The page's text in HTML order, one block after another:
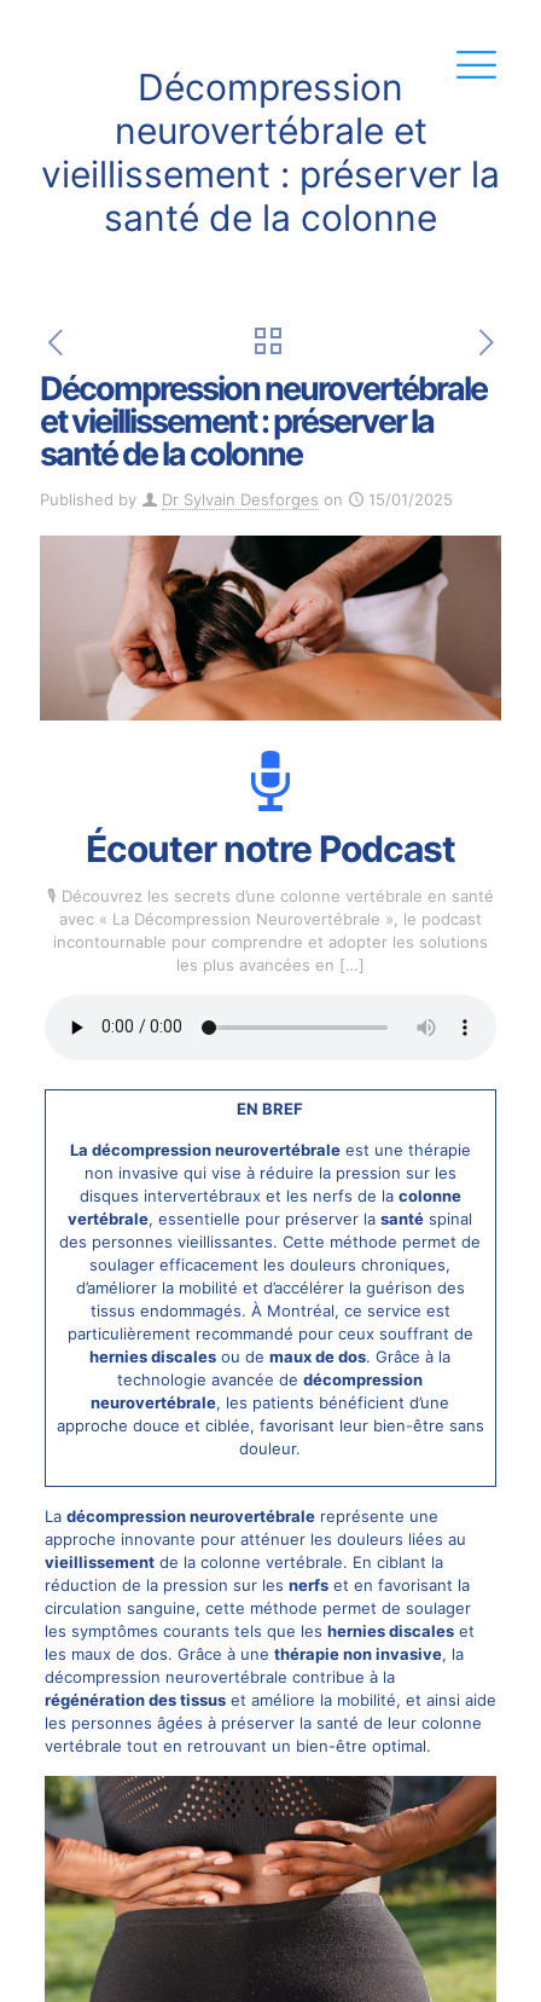
Décompression
neurovertébrale et
vieillissement : préserver la
santé de la colonne
Décompression neurovertébrale
et vieillissement : préserver la
santé de la colonne
Published by Dr Sylvain Desforges on 15/01/2025
Écouter notre Podcast
🎙️ Découvrez les secrets d’une colonne vertébrale en santé
avec « La Décompression Neurovertébrale », le podcast
incontournable pour comprendre et adopter les solutions
les plus avancées en […]
EN BREF
La décompression neurovertébraleest une thérapie
non invasive qui vise à réduire la pression sur les
disques intervertébraux et les nerfs de la colonne
vertébrale, essentielle pour préserver lasanté spinal
des personnes vieillissantes. Cette méthode permet de
soulager efficacement les douleurs chroniques,
d’améliorer la mobilité et d’accélérer la guérison des
tissus endommagés. À Montréal, ce service est
particulièrement recommandé pour ceux souffrant de
hernies discales ou demaux de dos. Grâce à la
technologie avancée dedécompression
neurovertébrale, les patients bénéficient d’une
approche douce et ciblée, favorisant leur bien-être sans
douleur.
La décompression neurovertébralereprésente une
approche innovante pour atténuer les douleurs liées au
vieillissementde la colonne vertébrale. En ciblant la
réduction de la pression sur les nerfset en favorisant la
circulation sanguine, cette méthode permet de soulager
les symptômes courants tels que les hernies discaleset
les maux de dos. Grâce à une thérapie non invasive, la
décompression neurovertébrale contribue à la
régénération des tissuset améliore la mobilité, et ainsi aide
les personnes âgées à préserver la santé de leur colonne
vertébrale tout en retrouvant un bien-être optimal.